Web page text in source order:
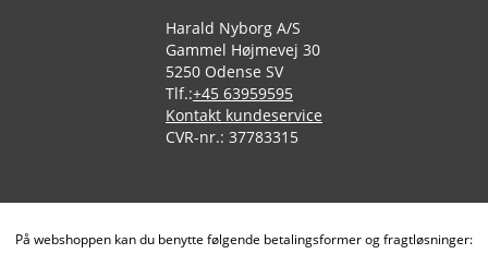
Harald Nyborg A/S
Gammel Højmevej 30
5250 Odense SV
Tlf.:+45 63959595
Kontakt kundeservice
CVR-nr.: 37783315
På webshoppen kan du benytte følgende betalingsformer og fragtløsninger: